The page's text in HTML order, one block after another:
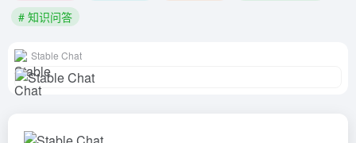
# 知识问答
Stable Chat